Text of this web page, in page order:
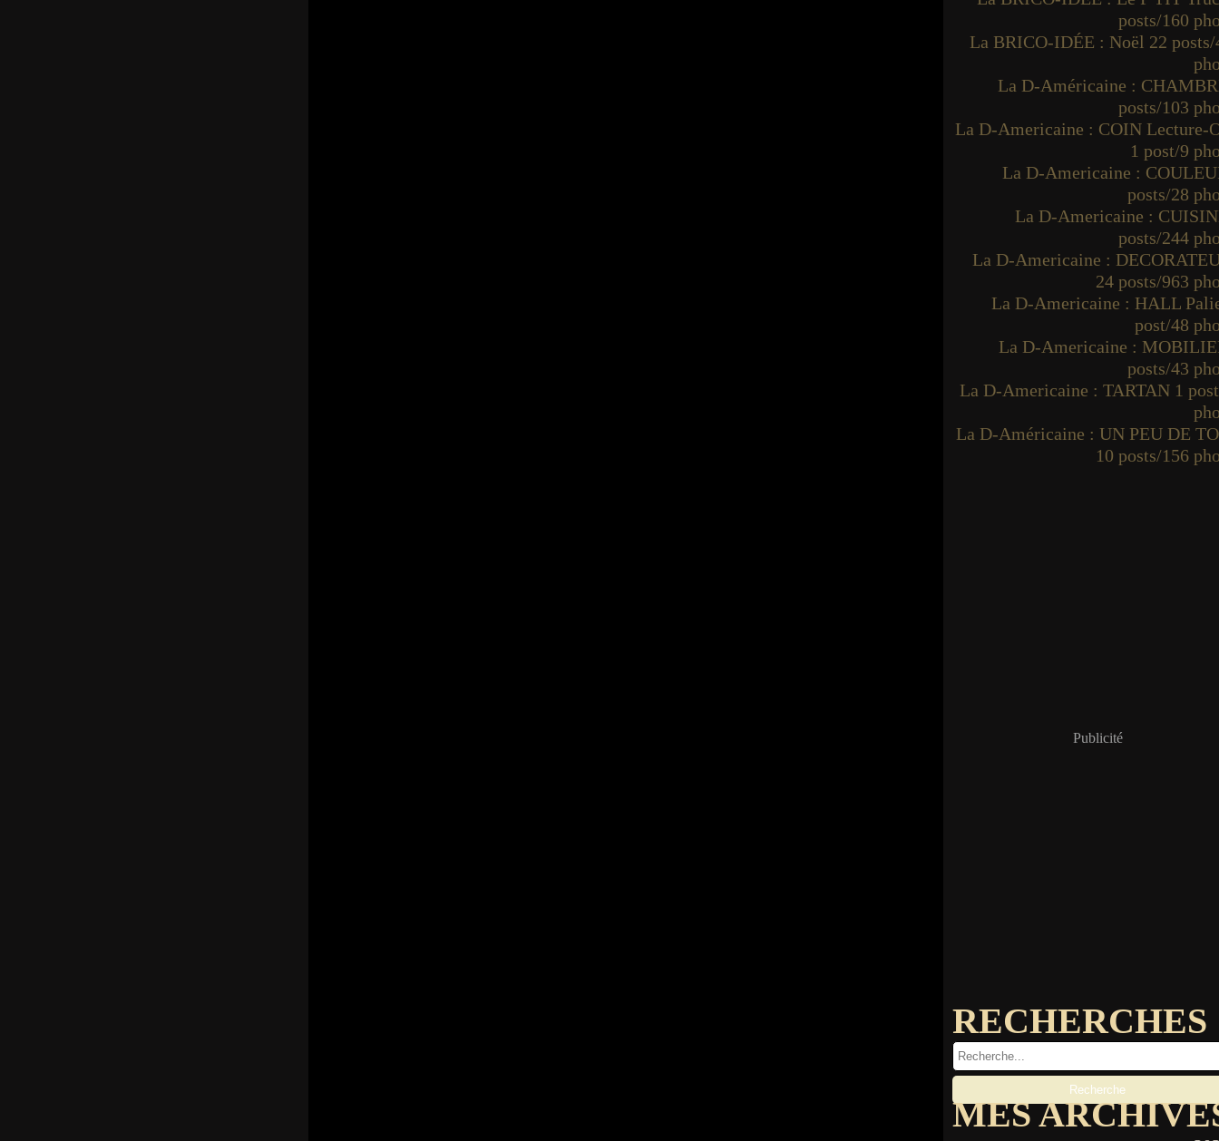
posts/160
La BRICO-IDÉE : Noël 22 posts/
La D-Américaine :
posts/103
La D-Americaine : COIN Lecture-
1 post/9
La D-Americaine :
posts/28
La D-Americaine :
posts/244
La D-Americaine :
24 posts/963
La D-Americaine : HALL
post/48
La D-Americaine :
posts/43
La D-Americaine : TARTAN 1
La D-Américaine : UN PEU DE
10 posts/156
Publicité
RECHERCHES
MES